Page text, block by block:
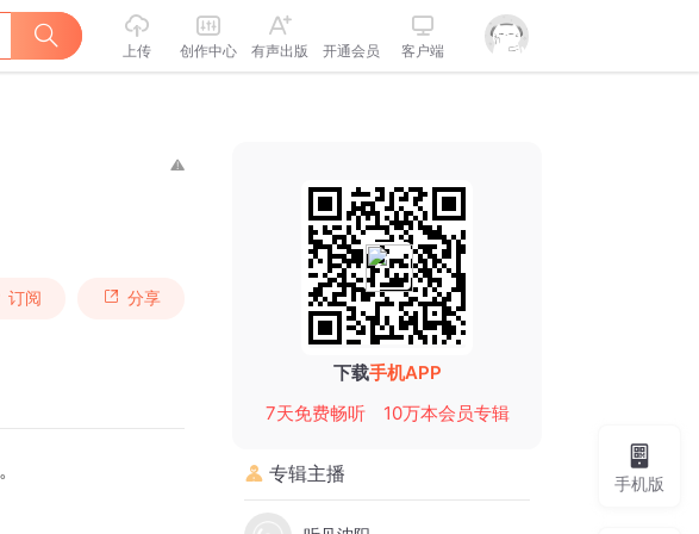
上传 创作中心 有声出版 开通会员 客户端
订阅 分享
。
下载手机APP
7天免费畅听
10万本会员专辑
专辑主播 手机版